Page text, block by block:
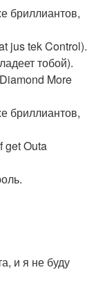
бриллиантов,
jus tek Control).
тобой).
More
бриллиантов,
get Outa
и я не буду